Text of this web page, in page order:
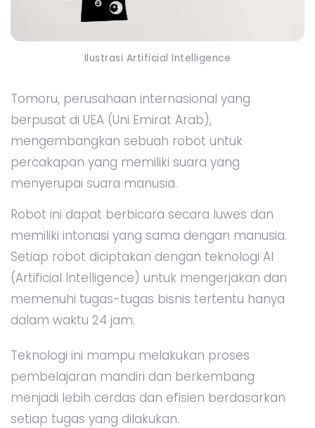
Ilustrasi Artificial Intelligence
Tomoru, perusahaan internasional yang
berpusat di UEA (Uni Emirat Arab),
mengembangkan sebuah robot untuk
percakapan yang memiliki suara yang
menyerupai suara manusia.
Robot ini dapat berbicara secara luwes dan
memiliki intonasi yang sama dengan manusia.
Setiap robot diciptakan dengan teknologi AI
(Artificial Intelligence) untuk mengerjakan dan
memenuhi tugas-tugas bisnis tertentu hanya
dalam waktu 24 jam.
Teknologi ini mampu melakukan proses
pembelajaran mandiri dan berkembang
menjadi lebih cerdas dan efisien berdasarkan
setiap tugas yang dilakukan.